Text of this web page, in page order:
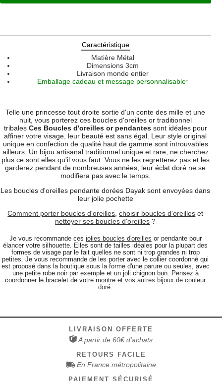
Telle une princesse tout droite sortie d'un conte des mille et une
nuit, vous porterez ces boucles d'oreilles or traditionnel
tribales Ces Boucles d'oreilles or pendantessont idéales pour
affiner votre visage, leur beauté est sans égal. Leur style original
unique en confection de qualité haut de gamme sont introuvables
ailleurs. Un bijou artisanal traditionnel unique et rare, ne cherchez
plus ce sont elles qu'il vous faut. Vous ne les regretterez pas et les
garderez pendant de nombreuses années, leur éclat doré ne se
modifiera pas avec le temps.
Les boucles d'oreilles pendante dorées Dayak sont envoyées dans
leur jolie pochette
Caractéristique
Matière Métal
Dimensions 3cm
Livraison monde entier
Emballage cadeau et message personnalisable*
Comment porter boucles d'oreilles ,choisir boucles d'oreilles et
nettoyer ses boucles d'oreilles ?
Je vous recommande ces jolies boucles d'oreilles or pendante pour
élancer votre silhouette. Elles sont de tailles idéales pour la plupart des
formes de visage par le fait quelles ne sont ni trop grandes ni trop
petites. Je vous recommande de les porter avec le collier coordonné qui
est proposé dans la boutique sous la forme d'une parure ou seules, avec
une petite robe noir par exemple et un joli chignon bun. Pensez à
coordonner le bracelet de votre montre et vosautres bijoux de couleur
doré
LIVRAISON OFFERTE
A partir de 60€ d'achats
RETOURS FACILE
En France métropolitaine
PAIEMENT SÉCURISÉ